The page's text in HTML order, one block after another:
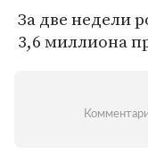
За две недели
3,6 миллиона